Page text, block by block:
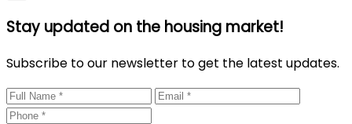
Stay updated on the housing market!
Subscribe to our newsletter to get the latest updates.